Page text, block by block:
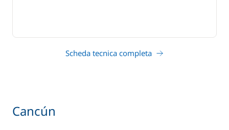
Scheda tecnica completa
Cancún